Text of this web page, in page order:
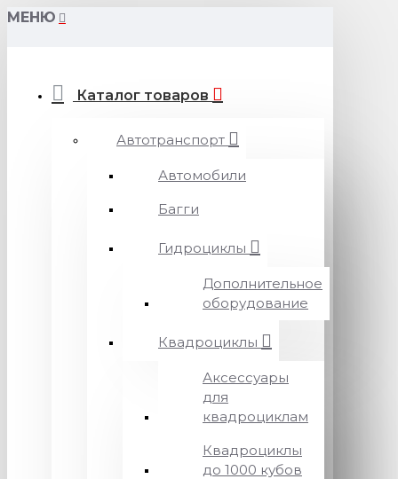
МЕНЮ
Каталог товаров
Автотранспорт
Автомобили
Багги
Гидроциклы
Дополнительное
оборудование
Квадроциклы
Аксессуары
для
квадроциклам
Квадроциклы
до 1000 кубов